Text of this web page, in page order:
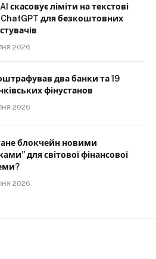
скасовує ліміти на текстові
для безкоштовних
2026
два банки та 19
фінустанов
2026
блокчейн новими
для світової фінансової
2026